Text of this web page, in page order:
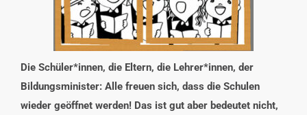
Die Schüler*innen, die Eltern, die Lehrer*innen, der
Bildungsminister: Alle freuen sich, dass die Schulen
wieder geöffnet werden! Das ist gut aber bedeutet nicht,